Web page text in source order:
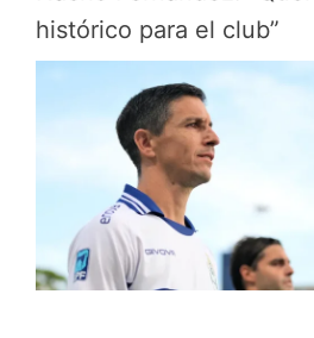
histórico para el club”